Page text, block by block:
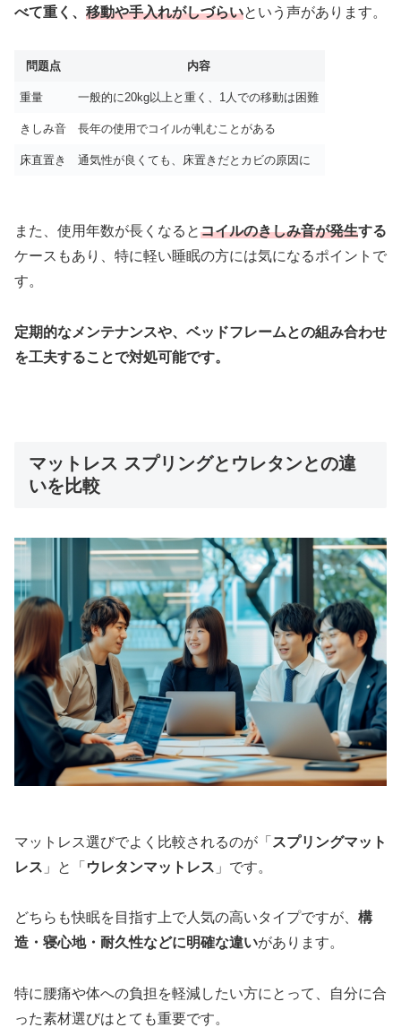
べて重く、 移動や手入れがしづらいという声があります。
問題点 内容
重量 一般的に20kg以上と重く、1人での移動は困難
きしみ音 長年の使用でコイルが軋むことがある
床直置き 通気性が良くても、床置きだとカビの原因に
また、使用年数が長くなるとコイルのきしみ音が発生する
ケースもあり、特に軽い睡眠の方には気になるポイントで
す。
定期的なメンテナンスや、ベッドフレームとの組み合わせ
を工夫することで対処可能です。
マットレス スプリングとウレタンとの違
いを比較
マットレス選びでよく比較されるのが「 スプリングマット
レス 」と「 ウレタンマットレス 」です。
どちらも快眠を目指す上で人気の高いタイプですが、 構
造・寝心地・耐久性などに明確な違いがあります。
特に腰痛や体への負担を軽減したい方にとって、自分に合
った素材選びはとても重要です。